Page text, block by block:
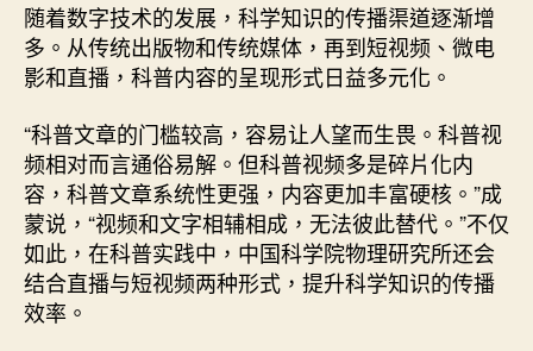
随着数字技术的发展，科学知识的传播渠道逐渐增
多。从传统出版物和传统媒体，再到短视频、微电
影和直播，科普内容的呈现形式日益多元化。
“科普文章的门槛较高，容易让人望而生畏。科普视
频相对而言通俗易解。但科普视频多是碎片化内
容，科普文章系统性更强，内容更加丰富硬核。”成
蒙说，“视频和文字相辅相成，无法彼此替代。”不仅
如此，在科普实践中，中国科学院物理研究所还会
结合直播与短视频两种形式，提升科学知识的传播
效率。